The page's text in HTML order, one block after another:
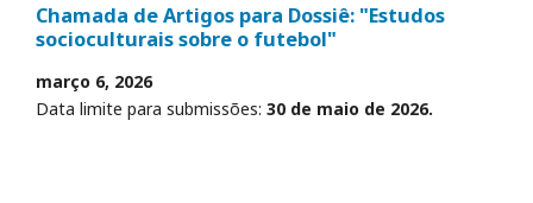
Chamada de Artigos para Dossiê: "Estudos
socioculturais sobre o futebol"
março 6, 2026
Data limite para submissões: 30 de maio de 2026.